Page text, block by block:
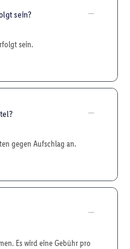
sein?
sein.
gegen Aufschlag an.
Es wird eine Gebühr pro